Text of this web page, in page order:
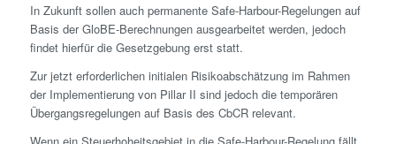
In Zukunft sollen auch permanente Safe-Harbour-Regelungen auf
Basis der GloBE-Berechnungen ausgearbeitet werden, jedoch
findet hierfür die Gesetzgebung erst statt.
Zur jetzt erforderlichen initialen Risikoabschätzung im Rahmen
der Implementierung von Pillar II sind jedoch die temporären
Übergangsregelungen auf Basis des CbCR relevant.